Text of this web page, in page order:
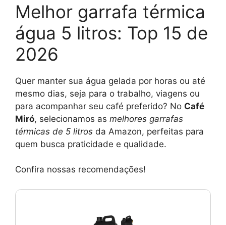
Melhor garrafa térmica
água 5 litros: Top 15 de
2026
Quer manter sua água gelada por horas ou até
mesmo dias, seja para o trabalho, viagens ou
para acompanhar seu café preferido? No Café
Miró, selecionamos as melhores garrafas
térmicas de 5 litros da Amazon, perfeitas para
quem busca praticidade e qualidade.
Confira nossas recomendações!